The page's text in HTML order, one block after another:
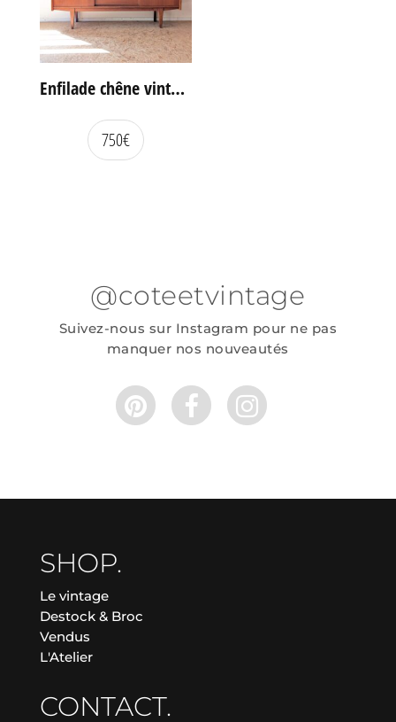
Enfilade chêne vintage portes coulissantes
750€
@coteetvintage
Suivez-nous sur Instagram pour ne pas
manquer nos nouveautés
SHOP.
Le vintage
Destock & Broc
Vendus
L'Atelier
CONTACT.